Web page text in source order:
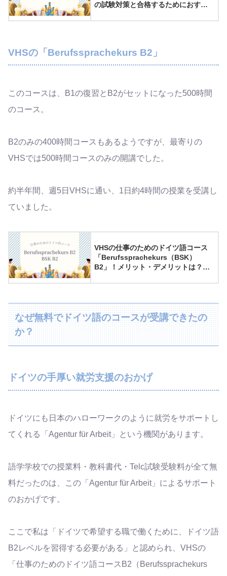
の試験対策と合格するためにおすす
VHSの「Berufssprachekurs B2」
このコースは、B1の復習とB2がセットになった500時間
のコース。
B2のみの400時間コースもあるようですが、最寄りの
VHSでは500時間コースのみの開講でした。
約半年間、週5日VHSに通い、1日約4時間の授業を受講し
ていました。
VHSの仕事のためのドイツ語コース
「Berufssprachekurs（BSK）
B2」！メリット・デメリットは？受
なぜ無料でドイツ語のコースが受講できたの
か？
ドイツの手厚い就労支援のおかげ
ドイツにも日本のハローワークのように就労をサポートし
てくれる「Agentur für Arbeit」という機関があります。
語学学校での授業料・教科書代・Telc試験受験料が全て無
料だったのは、この「Agentur für Arbeit」によるサポート
のおかげです。
ここで私は「ドイツで希望する職で働くために、ドイツ語
B2レベルを習得する必要がある」と認められ、VHSの
「仕事のためのドイツ語コースB2（Berufssprachekurs